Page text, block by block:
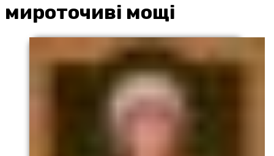
мироточиві мощі